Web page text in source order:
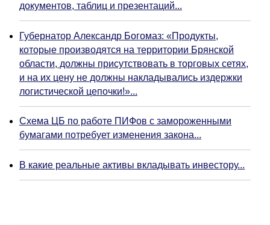
документов, таблиц и презентаций...
Губернатор Александр Богомаз: «Продукты,
которые производятся на территории Брянской
области, должны присутствовать в торговых сетях,
и на их цену не должны накладывались издержки
логистической цепочки!»...
Схема ЦБ по работе ПИФов с замороженными
бумагами потребует изменения закона...
В какие реальные активы вкладывать инвестору...